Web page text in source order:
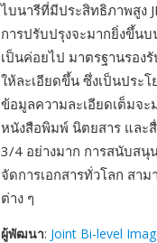
ไบนารีที่มีประสิทธิภาพสูง
การปรับปรุงจะมากยิ่งขึ้น
เป็นค่อยไป มาตรฐานรอง
ให้ละเอียดขึ้น ซึ่งเป็นปร
ข้อมูลความละเอียดเต็มจ
หนังสือพิมพ์ นิตยสาร และ
3/4 อย่างมาก การสนับสนุ
จัดการเอกสารทั่วโลก สา
ต่าง ๆ
ผู้พัฒนา: Joint Bi-level